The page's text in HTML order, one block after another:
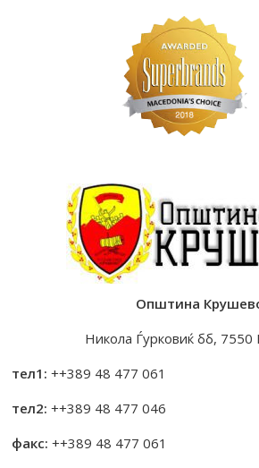
Општина
Никола Ѓурковиќ бб,
тел1: ++389 48 477 061
тел2: ++389 48 477 046
факс: ++389 48 477 061